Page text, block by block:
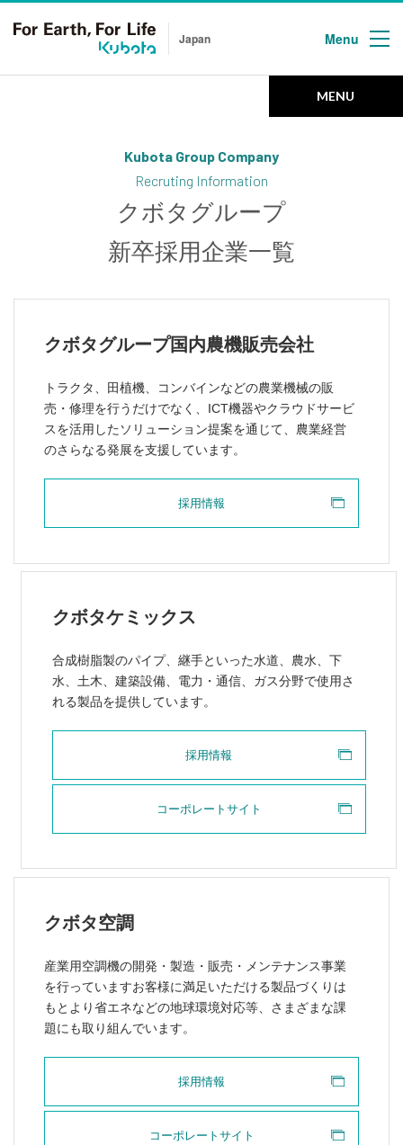
Japan Menu
MENU
Kubota Group Company
Recruiting Information
クボタグループ新卒採用企業一覧
クボタグループについて
RECRUIT
採用情報
Kubota Group Company
Recruting Information
クボタグループ
新卒採用企業一覧
クボタグループ国内農機販売会社
トラクタ、田植機、コンバインなどの農業機械の販
売・修理を行うだけでなく、ICT機器やクラウドサービ
スを活用したソリューション提案を通じて、農業経営
のさらなる発展を支援しています。
採用情報
クボタケミックス
合成樹脂製のパイプ、継手といった水道、農水、下
水、土木、建築設備、電力・通信、ガス分野で使用さ
れる製品を提供しています。
採用情報
コーポレートサイト
クボタ空調
産業用空調機の開発・製造・販売・メンテナンス事業
を行っていますお客様に満足いただける製品づくりは
もとより省エネなどの地球環境対応等、さまざまな課
題にも取り組んでいます。
採用情報
コーポレートサイト